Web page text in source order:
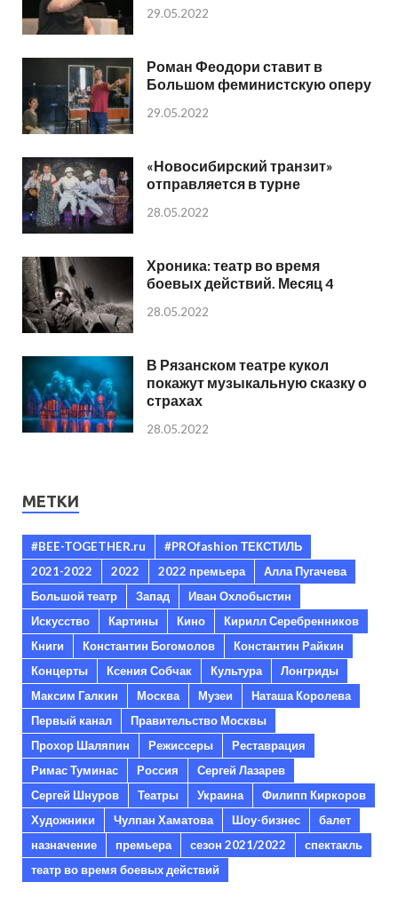
29.05.2022
Роман Феодори ставит в
Большом феминистскую оперу
29.05.2022
«Новосибирский транзит»
отправляется в турне
28.05.2022
Хроника: театр во время
боевых действий. Месяц 4
28.05.2022
В Рязанском театре кукол
покажут музыкальную сказку о
страхах
28.05.2022
МЕТКИ
#BEE-TOGETHER.ru
#PROfashion ТЕКСТИЛЬ
2021-2022
2022 2022 премьера
Алла Пугачева
Большой театр
Запад
Иван Охлобыстин
Искусство
Картины Кино
Кирилл Серебренников
Книги
Константин Богомолов
Константин Райкин
Концерты
Ксения Собчак Культура
Лонгриды
Максим Галкин
Москва Музеи
Наташа Королева
Первый канал
Правительство Москвы
Прохор Шаляпин
Режиссеры
Реставрация
Римас Туминас
Россия
Сергей Лазарев
Сергей Шнуров
Театры Украина
Филипп Киркоров
Художники
Чулпан Хаматова Шоу-бизнес
балет
назначение
премьера сезон 2021/2022
спектакль
театр во время боевых действий